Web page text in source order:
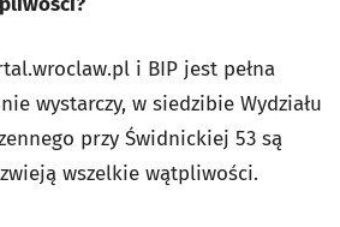
i BIP jest pełna
wystarczy, w siedzibie Wydziału
przy Świdnickiej 53 są
wszelkie wątpliwości.